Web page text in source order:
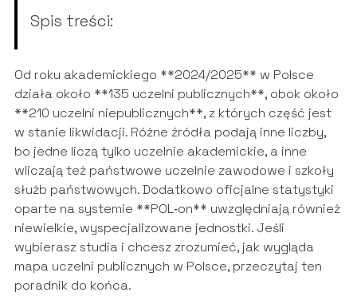
Spis treści:
Od roku akademickiego **2024/2025** w Polsce
działa około **135 uczelni publicznych**, obok około
**210 uczelni niepublicznych**, z których część jest
w stanie likwidacji. Różne źródła podają inne liczby,
bo jedne liczą tylko uczelnie akademickie, a inne
wliczają też państwowe uczelnie zawodowe i szkoły
służb państwowych. Dodatkowo oficjalne statystyki
oparte na systemie **POL‑on** uwzględniają również
niewielkie, wyspecjalizowane jednostki. Jeśli
wybierasz studia i chcesz zrozumieć, jak wygląda
mapa uczelni publicznych w Polsce, przeczytaj ten
poradnik do końca.